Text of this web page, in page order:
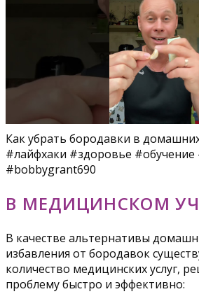
Как убрать бородавки в
#лайфхаки #здоровье #обучение
#bobbygrant690
В МЕДИЦИНСКОМ
В качестве альтернативы
избавления от бородавок
количество медицинских услуг,
проблему быстро и эффективно: